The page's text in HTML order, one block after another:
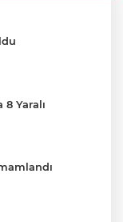
8 Yaralı